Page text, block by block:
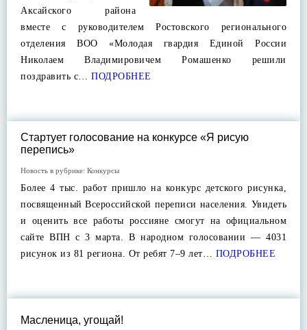
Аксайского района
вместе с руководителем Ростовского регионального
отделения ВОО «Молодая гвардия Единой России
Николаем Владимировичем Ромашенко решили
поздравить с… ПОДРОБНЕЕ
Стартует голосование на конкурсе «Я рисую
перепись»
Новость в рубрике: Конкурсы
Более 4 тыс. работ пришло на конкурс детского рисунка,
посвященный Всероссийской переписи населения. Увидеть
и оценить все работы россияне смогут на официальном
сайте ВПН с 3 марта. В народном голосовании — 4031
рисунок из 81 региона. От ребят 7–9 лет… ПОДРОБНЕЕ
Масленица, угощай!